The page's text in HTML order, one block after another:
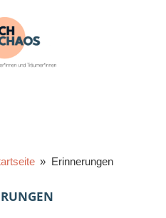
Erinnerungen